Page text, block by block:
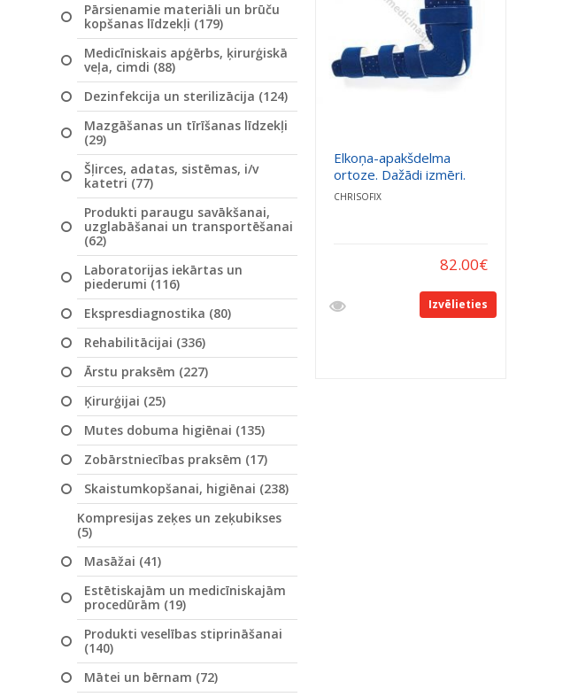
Pārsienamie materiāli un brūču
kopšanas līdzekļi (179)
Medicīniskais apģērbs, ķirurģiskā
veļa, cimdi (88)
Dezinfekcija un sterilizācija (124)
Mazgāšanas un tīrīšanas līdzekļi
(29)
Šļirces, adatas, sistēmas, i/v
katetri (77)
Produkti paraugu savākšanai,
uzglabāšanai un transportēšanai
(62)
Laboratorijas iekārtas un
piederumi (116)
Ekspresdiagnostika (80)
Rehabilitācijai (336)
Ārstu praksēm (227)
Ķirurģijai (25)
Mutes dobuma higiēnai (135)
Zobārstniecības praksēm (17)
Skaistumkopšanai, higiēnai (238)
Kompresijas zeķes un zeķubikses
(5)
Masāžai (41)
Estētiskajām un medicīniskajām
procedūrām (19)
Produkti veselības stiprināšanai
(140)
Mātei un bērnam (72)
Elkoņa-apakšdelma
ortoze. Dažādi izmēri.
CHRISOFIX
82.00€
Izvēlieties